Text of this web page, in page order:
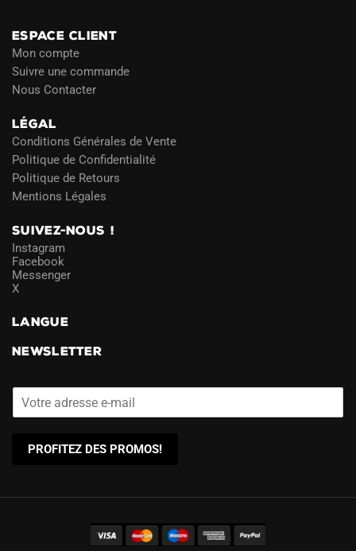
ESPACE CLIENT
Mon compte
Suivre une commande
Nous Contacter
LÉGAL
Conditions Générales de Vente
Politique de Confidentialité
Politique de Retours
Mentions Légales
SUIVEZ-NOUS !
Instagram
Facebook
Messenger
X
LANGUE
NEWSLETTER
PROFITEZ DES PROMOS!